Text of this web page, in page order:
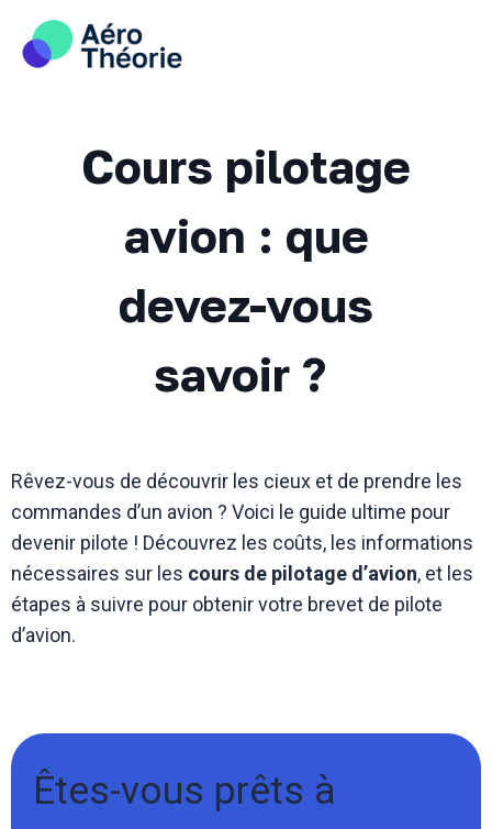
content
Cours pilotage
avion : que
devez-vous
savoir ?
Rêvez-vous de découvrir les cieux et de prendre les
commandes d’un avion ? Voici le guide ultime pour
devenir pilote ! Découvrez les coûts, les informations
nécessaires sur les cours de pilotage d’avion, et les
étapes à suivre pour obtenir votre brevet de pilote
d’avion.
Êtes-vous prêts à